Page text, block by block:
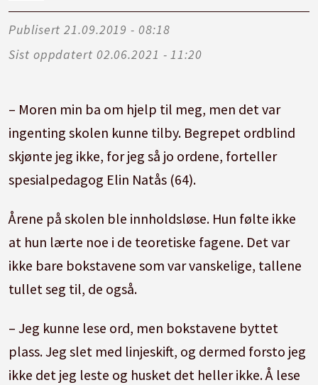
Publisert
21.09.2019 - 08:18
Sist oppdatert
02.06.2021 - 11:20
– Moren min ba om hjelp til meg, men det var
ingenting skolen kunne tilby. Begrepet ordblind
skjønte jeg ikke, for jeg så jo ordene, forteller
spesialpedagog Elin Natås (64).
Årene på skolen ble innholdsløse. Hun følte ikke
at hun lærte noe i de teoretiske fagene. Det var
ikke bare bokstavene som var vanskelige, tallene
tullet seg til, de også.
– Jeg kunne lese ord, men bokstavene byttet
plass. Jeg slet med linjeskift, og dermed forsto jeg
ikke det jeg leste og husket det heller ikke. Å lese